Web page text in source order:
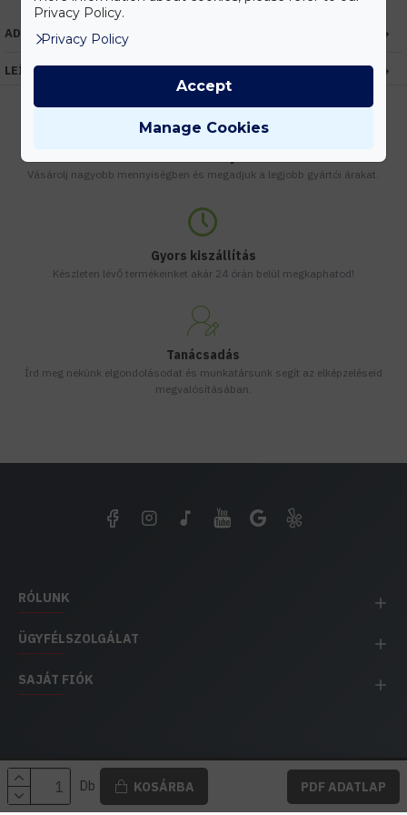
Db KOSÁRBA PDF ADATLAP
ADATOK
LEÍRÁS
Vásárolj nagyobb mennyiségben és megadjuk a legjobb gyártói árakat.
Gyors kiszállítás
Készleten lévő termékeinket akár 24 órán belül megkaphatod!
Tanácsadás
Írd meg nekünk elgondolásodat és munkatársunk segít az elképzeléseid
megvalósításában.
RÓLUNK
ÜGYFÉLSZOLGÁLAT
SAJÁT FIÓK
EH IMPEX / Copyright © 1991-2025 Energia Háza
Privacy Policy.
Privacy Policy
Manage Cookies
Accept